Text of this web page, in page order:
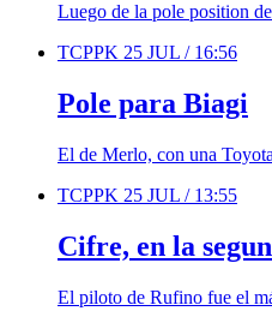
Luego de la pole position
TCPPK 25 JUL / 16:56
Pole para Biagi
El de Merlo, con una
TCPPK 25 JUL / 13:55
Cifre, en la
El piloto de Rufino fue el